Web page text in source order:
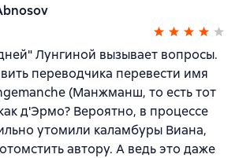
Лунгиной вызывает вопросы.
переводчика перевести имя
(Манжманш, то есть тот
д'Эрмо? Вероятно, в процессе
утомили каламбуры Виана,
автору. А ведь это даже